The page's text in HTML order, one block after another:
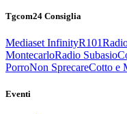
Tgcom24 Consiglia
Mediaset InfinityR101
MontecarloRadio Subasio
PorroNon SprecareCotto e
Eventi